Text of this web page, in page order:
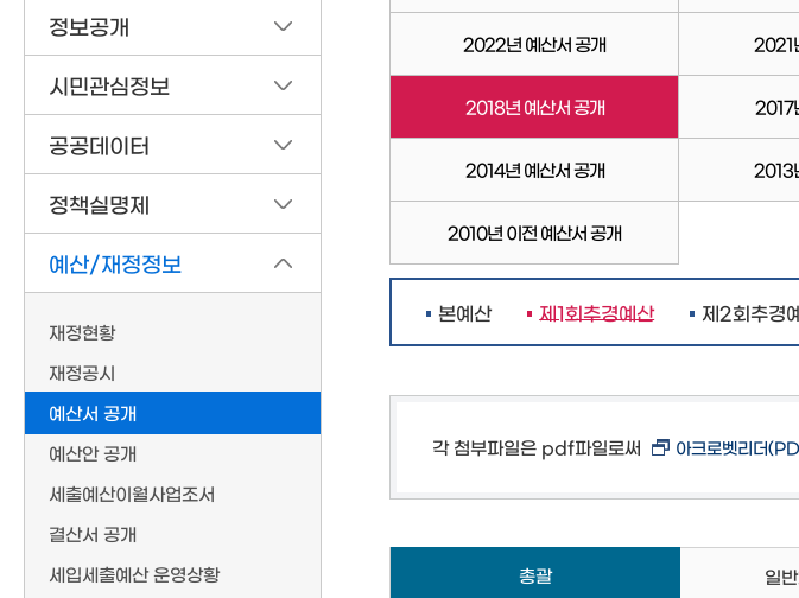
정보공개
시민관심정보
공공데이터
정책실명제
예산/재정정보
재정현황
재정공시
예산서 공개
예산안 공개
세출예산이월사업조서
결산서 공개
세입세출예산 운영상황
2022년 예산서 공개 2021
2018년 예산서 공개 2017
2014년 예산서 공개 2013
2010년 이전 예산서 공개
본예산 제1회추경예산 제2회추경
각 첨부파일은 pdf파일로써 아크로벳리더
총괄 일